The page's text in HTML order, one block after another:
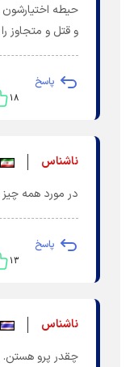
حیطه
و قتل و متجاوز
پاسخ
۱۸
ناشناس
در مورد همه
پاسخ
۱۳
ناشناس
چقدر پرو هستن.